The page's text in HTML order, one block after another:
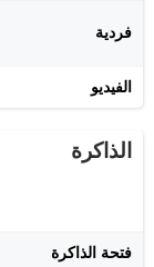
فردية
الفيديو
الذاكرة
فتحة الذاكرة